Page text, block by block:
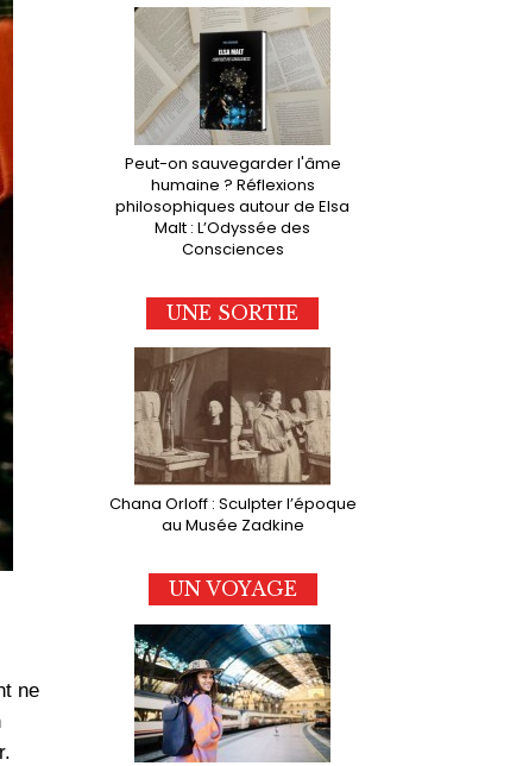
ne
Peut-on sauvegarder l'âme
humaine ? Réflexions
philosophiques autour de Elsa
Malt : L’Odyssée des
Consciences
UNE SORTIE
Chana Orloff : Sculpter l’époque
au Musée Zadkine
UN VOYAGE